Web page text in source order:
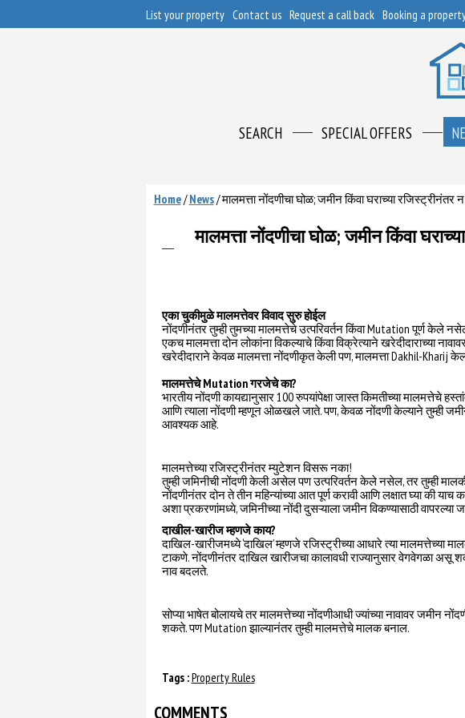
List your property Contact us Request a call back Booking a
SEARCH SPECIAL OFFERS
Home/News/मालमत्ता नोंदणीचा घोळ; जमीन किंवा घराच्या रजिस्ट्रीनंतर न
मालमत्ता नोंदणीचा घोळ; जमीन किंवा
एका चुकीमुळे मालमत्तेवर विवाद सुरु होईल
नोंदणीनंतर तुम्ही तुमच्या मालमत्तेचे उत्परिवर्तन किंवा Mutation पूर्ण
एकच मालमत्ता दोन लोकांना विकल्याचे किंवा विक्रेत्याने खरेदीदाराच्या
खरेदीदाराने केवळ मालमत्ता नोंदणीकृत केली पण, मालमत्ता Dakhil-Kharij केलं
मालमत्तेचे Mutation गरजेचे का?
भारतीय नोंदणी कायद्यानुसार 100 रुपयांपेक्षा जास्त किमतीच्या
आणि त्याला नोंदणी म्हणून ओळखले जाते. पण, केवळ नोंदणी केल्याने तुम्ही
आवश्यक आहे.
मालमत्तेच्या रजिस्ट्रीनंतर म्युटेशन विसरू नका!
तुम्ही जमिनीची नोंदणी केली असेल पण उत्परिवर्तन केले नसेल, तर तुम्ही
नोंदणीनंतर दोन ते तीन महिन्यांच्या आत पूर्ण करावी आणि लक्षात घ्या की
अशा प्रकरणांमध्ये, जमिनीच्या नोंदी दुसऱ्याला जमीन विकण्यासाठी वापरल्या
दाखील-खारीज म्हणजे काय?
दाखिल-खारीजमध्ये ‘दाखिल’ म्हणजे रजिस्ट्रीच्या आधारे त्या मालमत्तेच्या
टाकणे. नोंदणीनंतर दाखिल खारीजचा कालावधी राज्यानुसार वेगवेगळा असू
नाव बदलते.
सोप्या भाषेत बोलायचे तर मालमत्तेच्या नोंदणीआधी ज्यांच्या नावावर जमीन
शकते. पण Mutation झाल्यानंतर तुम्ही मालमत्तेचे मालक बनाल.
Tags :Property Rules
COMMENTS